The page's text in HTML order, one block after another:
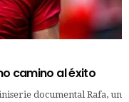
camino al éxito
documental Rafa, un